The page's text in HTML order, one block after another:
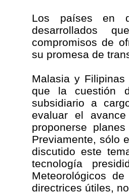
Los países en
desarrollados
compromisos de
su promesa de
Malasia y
que la cuestión
subsidiario a
evaluar el
proponerse
Previamente, sólo
discutido este
tecnología
Meteorológicos
directrices útiles,